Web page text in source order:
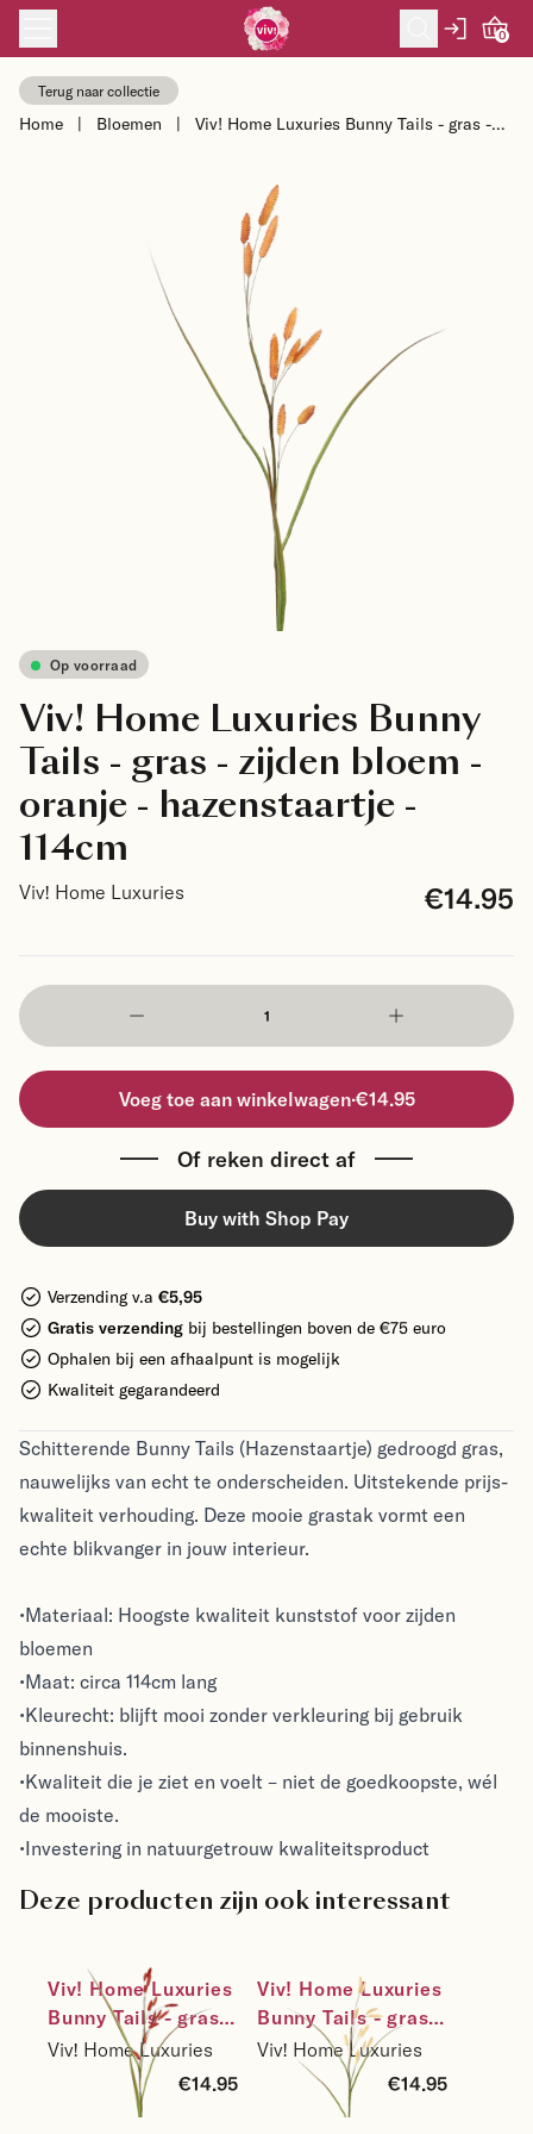
Skip to content
0
Terug naar collectie
Home | Bloemen |
Viv! Home Luxuries Bunny Tails - gras -
Op voorraad
Viv! Home Luxuries Bunny
Tails - gras - zijden bloem -
oranje - hazenstaartje -
114cm
Viv! Home Luxuries €14.95
Voeg toe aan winkelwagen·€14.95
Of reken direct af
Buy with Shop Pay
Verzending v.a €5,95
Gratis verzending bij bestellingen boven de €75 euro
Ophalen bij een afhaalpunt is mogelijk
Kwaliteit gegarandeerd
Schitterende Bunny Tails (Hazenstaartje) gedroogd gras,
nauwelijks van echt te onderscheiden. Uitstekende prijs-
kwaliteit verhouding. Deze mooie grastak vormt een
echte blikvanger in jouw interieur.
•Materiaal: Hoogste kwaliteit kunststof voor zijden
bloemen
•Maat: circa 114cm lang
•Kleurecht: blijft mooi zonder verkleuring bij gebruik
binnenshuis.
•Kwaliteit die je ziet en voelt – niet de goedkoopste, wél
de mooiste.
•Investering in natuurgetrouw kwaliteitsproduct
Deze producten zijn ook interessant
Viv! Home Luxuries
Bunny Tails - gras -
zijden bloem - rood
- hazenstaartje -
Viv! Home Luxuries
€14.95
Viv! Home Luxuries
Bunny Tails - gras -
zijden bloem - wit
naturel -
hazenstaartje -
Viv! Home Luxuries
€14.95